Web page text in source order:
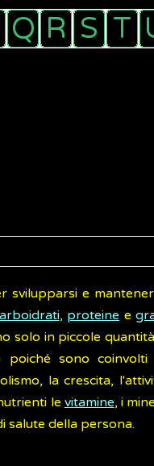
svilupparsi e
, proteine e
solo in piccole
poiché sono coinvolti
la crescita,
le vitamine, i
salute della persona.